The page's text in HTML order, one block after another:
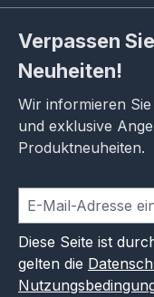
Verpassen
Neuheiten!
Wir informieren
und exklusive
Produktneuheiten.
Diese Seite ist
gelten die